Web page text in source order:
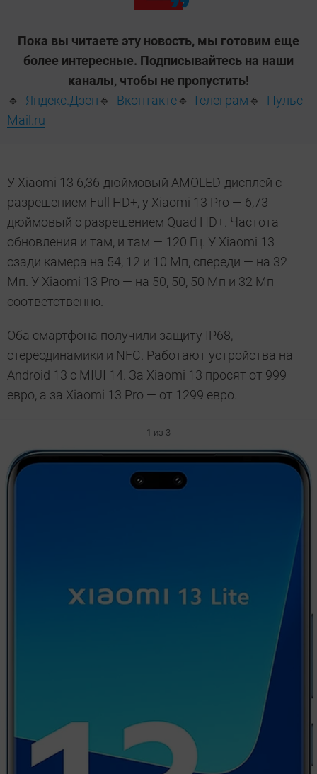
Пока вы читаете эту новость, мы готовим еще
более интересные. Подписывайтесь на наши
каналы, чтобы не пропустить!
🔹 Яндекс.Дзен 🔹 Вконтакте🔹 Телеграм 🔹 Пульс
Mail.ru
У Xiaomi 13 6,36-дюймовый AMOLED-дисплей с
разрешением Full HD+, у Xiaomi 13 Pro — 6,73-
дюймовый с разрешением Quad HD+. Частота
обновления и там, и там — 120 Гц. У Xiaomi 13
сзади камера на 54, 12 и 10 Мп, спереди — на 32
Мп. У Xiaomi 13 Pro — на 50, 50, 50 Мп и 32 Мп
соответственно.
Оба смартфона получили защиту IP68,
стереодинамики и NFC. Работают устройства на
Android 13 с MIUI 14. За Xiaomi 13 просят от 999
евро, а за Xiaomi 13 Pro — от 1299 евро.
1 из 3